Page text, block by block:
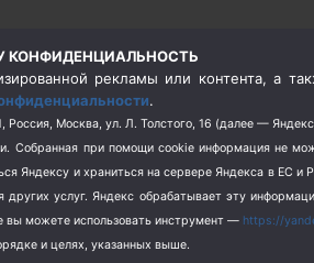
рекламы или контента, а
.
Москва, ул. Л. Толстого, 16 (далее —
Собранная при помощи cookie информация не
Яндексу и храниться на сервере Яндекса в ЕС
услуг. Яндекс обрабатывает эту
вы можете использовать инструмент — https://
и целях, указанных выше.